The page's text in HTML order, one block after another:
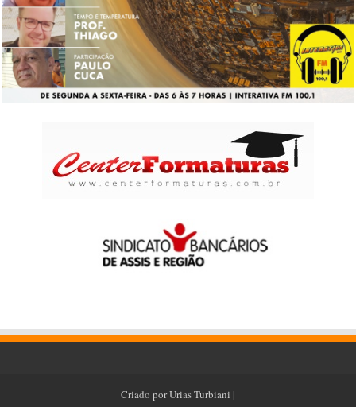
Criado porUrias Turbiani |